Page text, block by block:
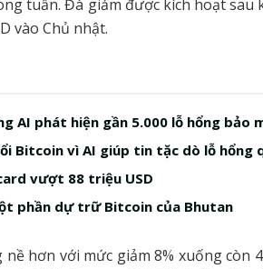
tuần. Đà giảm được kích hoạt sau
vào Chủ nhật.
AI phát hiện gần 5.000 lỗ hổng bảo
Bitcoin vì AI giúp tin tặc dò lỗ hổng
vượt 88 triệu USD
phần dự trữ Bitcoin của Bhutan
hơn với mức giảm 8% xuống còn